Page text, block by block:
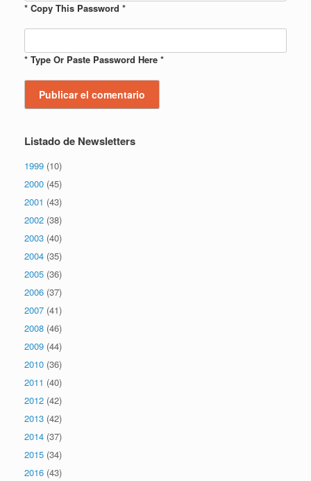
* Copy This Password *
* Type Or Paste Password Here *
Listado de Newsletters
1999 (10)
2000 (45)
2001 (43)
2002 (38)
2003 (40)
2004 (35)
2005 (36)
2006 (37)
2007 (41)
2008 (46)
2009 (44)
2010 (36)
2011 (40)
2012 (42)
2013 (42)
2014 (37)
2015 (34)
2016 (43)